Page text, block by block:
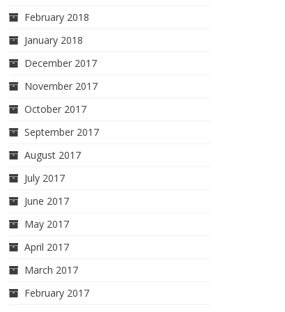
February 2018
January 2018
December 2017
November 2017
October 2017
September 2017
August 2017
July 2017
June 2017
May 2017
April 2017
March 2017
February 2017